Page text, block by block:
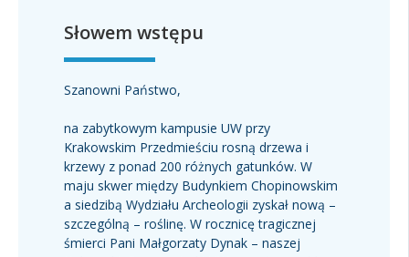
KandydatSłowem wstępu
Szanowni Państwo,
na zabytkowym kampusie UW przy
Krakowskim Przedmieściu rosną drzewa i
krzewy z ponad 200 różnych gatunków. W
maju skwer między Budynkiem Chopinowskim
a siedzibą Wydziału Archeologii zyskał nową –
szczególną – roślinę. W rocznicę tragicznej
śmierci Pani Małgorzaty Dynak – naszej